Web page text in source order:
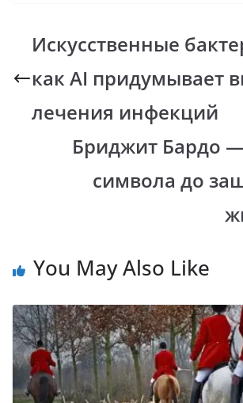
b
o
o
k
s
A
p
p
y
Li
n
k
gr
a
m
Искусственные
как AI придумывает
лечения инфекций
Бриджит Бардо —
символа до
You May Also Like